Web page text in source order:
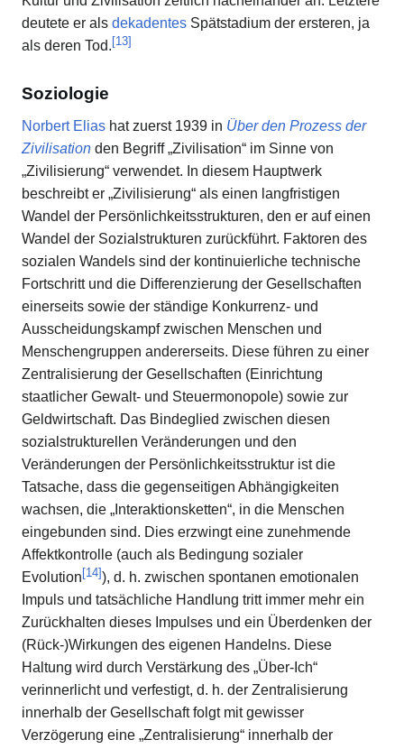
deutete er als dekadentes Spätstadium der ersteren, ja
als deren Tod. [13]
Soziologie
Norbert Elias hat zuerst 1939 in Über den Prozess der
Zivilisation den Begriff „Zivilisation“ im Sinne von
„Zivilisierung“ verwendet. In diesem Hauptwerk
beschreibt er „Zivilisierung“ als einen langfristigen
Wandel der Persönlichkeitsstrukturen, den er auf einen
Wandel der Sozialstrukturen zurückführt. Faktoren des
sozialen Wandels sind der kontinuierliche technische
Fortschritt und die Differenzierung der Gesellschaften
einerseits sowie der ständige Konkurrenz- und
Ausscheidungskampf zwischen Menschen und
Menschengruppen andererseits. Diese führen zu einer
Zentralisierung der Gesellschaften (Einrichtung
staatlicher Gewalt- und Steuermonopole) sowie zur
Geldwirtschaft. Das Bindeglied zwischen diesen
sozialstrukturellen Veränderungen und den
Veränderungen der Persönlichkeitsstruktur ist die
Tatsache, dass die gegenseitigen Abhängigkeiten
wachsen, die „Interaktionsketten“, in die Menschen
eingebunden sind. Dies erzwingt eine zunehmende
Affektkontrolle (auch als Bedingung sozialer
Evolution[14]), d. h. zwischen spontanen emotionalen
Impuls und tatsächliche Handlung tritt immer mehr ein
Zurückhalten dieses Impulses und ein Überdenken der
(Rück-)Wirkungen des eigenen Handelns. Diese
Haltung wird durch Verstärkung des „Über-Ich“
verinnerlicht und verfestigt, d. h. der Zentralisierung
innerhalb der Gesellschaft folgt mit gewisser
Verzögerung eine „Zentralisierung“ innerhalb der